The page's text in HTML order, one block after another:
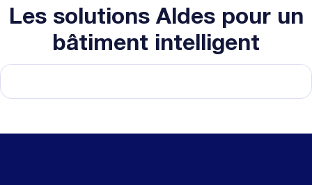
Les solutions Aldes pour un
bâtiment intelligent